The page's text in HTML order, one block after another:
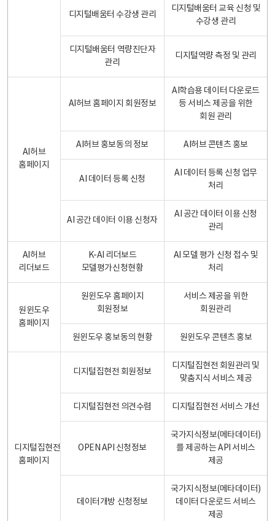
디지털배움터 수강생 관리
디지털배움터 교육 신청 및
수강생 관리
디지털배움터 역량진단자
관리
디지털역량 측정 및 관리
AI허브
홈페이지
AI허브 홈페이지 회원정보
AI학습용 데이터 다운로드
등 서비스 제공을 위한
회원 관리
AI허브 홍보동의 정보 AI허브 콘텐츠 홍보
AI 데이터 등록 신청
AI 데이터 등록 신청 업무
처리
AI 공간 데이터 이용 신청자
AI 공간 데이터 이용 신청
관리
AI허브
리더보드
K-AI 리더보드
모델평가신청현황
AI 모델 평가 신청 접수 및
처리
원윈도우
홈페이지
원윈도우 홈페이지
회원정보
서비스 제공을 위한
회원관리
원윈도우 홍보동의 현황 원윈도우 콘텐츠 홍보
디지털집현전
홈페이지
디지털집현전 회원정보
디지털집현전 회원관리 및
맞춤지식 서비스 제공
디지털집현전 의견수렴 디지털집현전 서비스 개선
OPEN API 신청정보
국가지식정보(메타데이터)
를 제공하는 API 서비스
제공
데이터개방 신청정보
국가지식정보(메타데이터)
데이터 다운로드 서비스
제공